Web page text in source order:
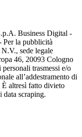
Business Digital -
Per la pubblicità
sede legale
46, 20093 Cologno
trasmessi e/o
all’addestramento di
altresì fatto divieto
data scraping.